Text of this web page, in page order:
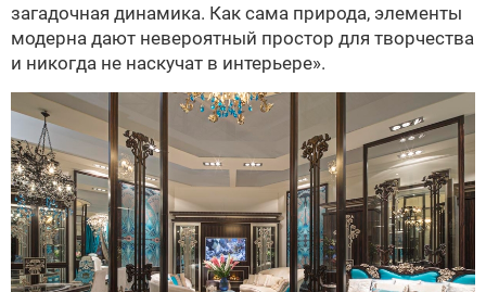
загадочная динамика. Как сама природа, элементы
модерна дают невероятный простор для творчества
и никогда не наскучат в интерьере».